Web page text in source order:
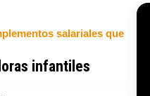
salariales que
infantiles